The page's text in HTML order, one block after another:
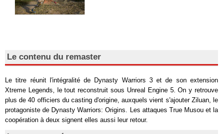
Le contenu du remaster
Le titre réunit l'intégralité de Dynasty Warriors 3 et de son extension
Xtreme Legends, le tout reconstruit sous Unreal Engine 5. On y retrouve
plus de 40 officiers du casting d'origine, auxquels vient s'ajouter Ziluan, le
protagoniste de Dynasty Warriors: Origins. Les attaques True Musou et la
coopération à deux signent elles aussi leur retour.